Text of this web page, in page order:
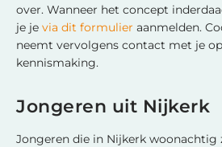
over. Wanneer het concept
je je via dit formulier aanmelden.
neemt vervolgens contact met je
kennismaking.
Jongeren uit Nijkerk
Jongeren die in Nijkerk woonachtig